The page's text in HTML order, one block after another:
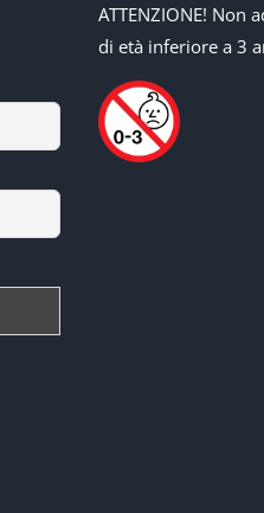
ATTENZIONE! Non
di età inferiore a 3